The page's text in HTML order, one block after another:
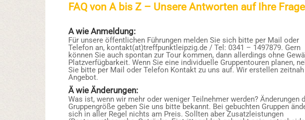
FAQ von A bis Z – Unsere Antworten auf Ihre
A wie Anmeldung:
Für unsere öffentlichen Führungen melden Sie sich bitte per Mail oder
Telefon an, kontakt(at)treffpunktleipzig.de / Tel: 0341 – 1497879. Gern
können Sie auch spontan zur Tour kommen, dann allerdings ohne
Platzverfügbarkeit. Wenn Sie eine individuelle Gruppentouren planen,
Sie bitte per Mail oder Telefon Kontakt zu uns auf. Wir erstellen
Angebot.
Ä wie Änderungen:
Was ist, wenn wir mehr oder weniger Teilnehmer werden? Änderungen
Gruppengröße geben Sie uns bitte bekannt. Bei gebuchten Gruppen
sich in aller Regel nichts am Preis. Sollten aber Zusatzleistungen